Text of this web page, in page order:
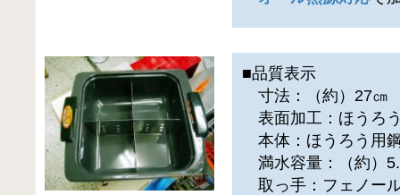
■品質表示
寸法：（約）27㎝
表面加工：ほうろ
本体：ほうろう用
満水容量：（約）
取っ手：フェノー